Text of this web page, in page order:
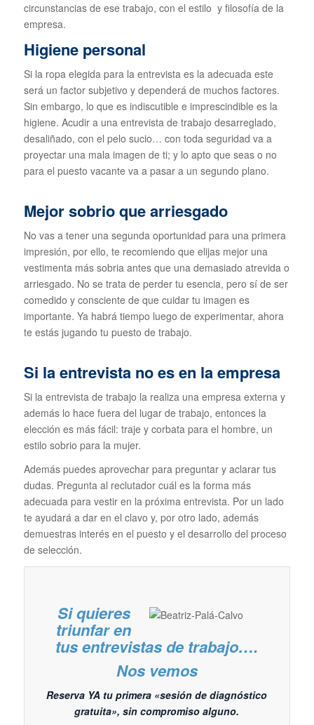
circunstancias de ese trabajo, con el estilo y filosofía de la
empresa.
Higiene personal
Si la ropa elegida para la entrevista es la adecuada este
será un factor subjetivo y dependerá de muchos factores.
Sin embargo, lo que es indiscutible e imprescindible es la
higiene. Acudir a una entrevista de trabajo desarreglado,
desaliñado, con el pelo sucio… con toda seguridad va a
proyectar una mala imagen de ti; y lo apto que seas o no
para el puesto vacante va a pasar a un segundo plano.
Mejor sobrio que arriesgado
No vas a tener una segunda oportunidad para una primera
impresión, por ello, te recomiendo que elijas mejor una
vestimenta más sobria antes que una demasiado atrevida o
arriesgado. No se trata de perder tu esencia, pero sí de ser
comedido y consciente de que cuidar tu imagen es
importante. Ya habrá tiempo luego de experimentar, ahora
te estás jugando tu puesto de trabajo.
Si la entrevista no es en la empresa
Si la entrevista de trabajo la realiza una empresa externa y
además lo hace fuera del lugar de trabajo, entonces la
elección es más fácil: traje y corbata para el hombre, un
estilo sobrio para la mujer.
Además puedes aprovechar para preguntar y aclarar tus
dudas. Pregunta al reclutador cuál es la forma más
adecuada para vestir en la próxima entrevista. Por un lado
te ayudará a dar en el clavo y, por otro lado, además
demuestras interés en el puesto y el desarrollo del proceso
de selección.
Si quieres
triunfar en
tus entrevistas de trabajo….
Nos vemos
Reserva YA tu primera «sesión de diagnóstico
gratuita», sin compromiso alguno.